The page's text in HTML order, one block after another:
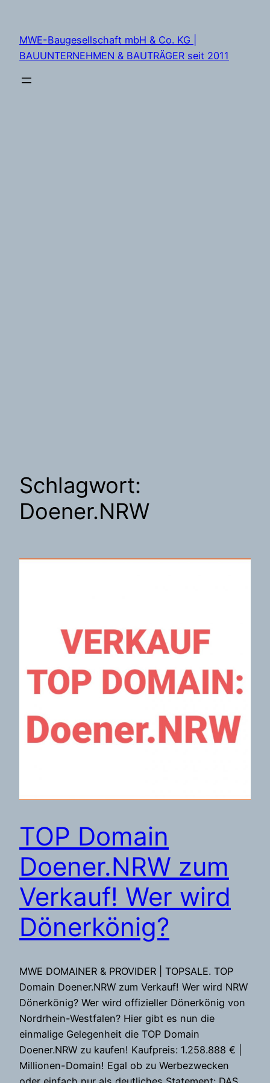
springen
MWE-Baugesellschaft mbH & Co. KG |
BAUUNTERNEHMEN & BAUTRÄGER seit 2011
Schlagwort:
Doener.NRW
TOP Domain
Doener.NRW zum
Verkauf! Wer wird
Dönerkönig?
MWE DOMAINER & PROVIDER | TOPSALE. TOP
Domain Doener.NRW zum Verkauf! Wer wird NRW
Dönerkönig? Wer wird offizieller Dönerkönig von
Nordrhein-Westfalen? Hier gibt es nun die
einmalige Gelegenheit die TOP Domain
Doener.NRW zu kaufen! Kaufpreis: 1.258.888 € |
Millionen-Domain! Egal ob zu Werbezwecken